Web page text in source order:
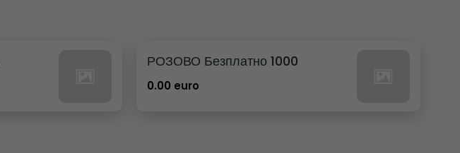
РОЗОВО Безплатно 1000
0.00 euro